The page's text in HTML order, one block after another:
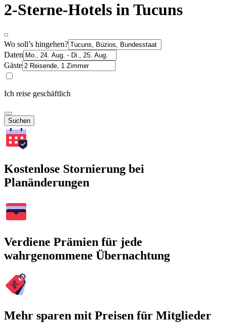
2-Sterne-Hotels in Tucuns
Wo soll’s hingehen?
Daten
Gäste
Ich reise geschäftlich
Suchen
Kostenlose Stornierung bei
Planänderungen
Verdiene Prämien für jede
wahrgenommene Übernachtung
Mehr sparen mit Preisen für Mitglieder